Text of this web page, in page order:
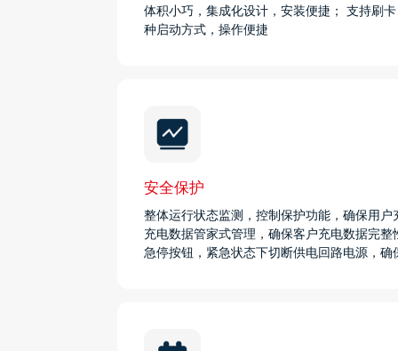
体积小巧，集成化设计，安装便捷； 支持刷
种启动方式，操作便捷
安全保护
整体运行状态监测，控制保护功能，确保用户
充电数据管家式管理，确保客户充电数据完整
急停按钮，紧急状态下切断供电回路电源，确